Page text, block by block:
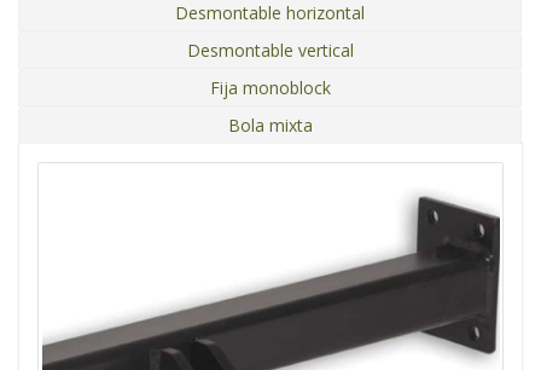
Desmontable horizontal
Desmontable vertical
Fija monoblock
Bola mixta